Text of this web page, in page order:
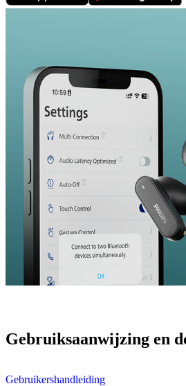
Gebruiksaanwijzing en
Gebruikershandleiding